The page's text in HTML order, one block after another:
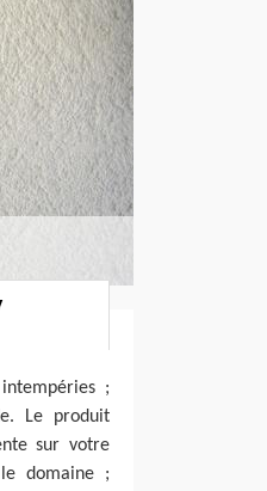
;
Le produit
sur votre
le domaine ;